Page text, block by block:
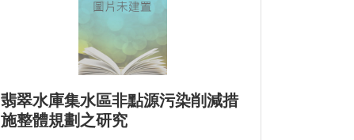
翡翠水庫集水區非點源污染削減措
施整體規劃之研究